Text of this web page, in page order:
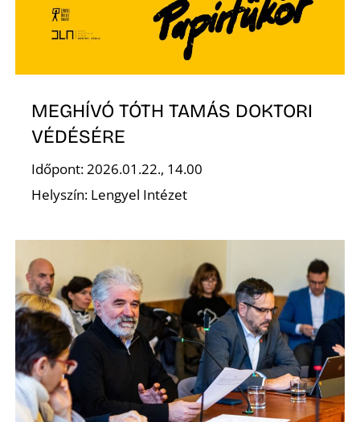
MEGHÍVÓ TÓTH TAMÁS DOKTORI
VÉDÉSÉRE
Időpont: 2026.01.22., 14.00
Helyszín: Lengyel Intézet